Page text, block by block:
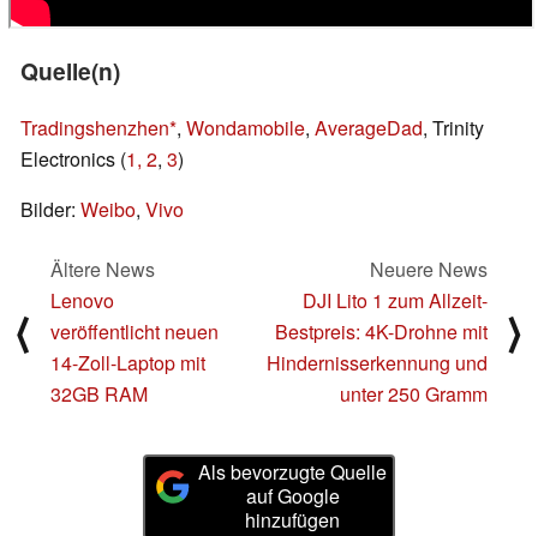
Quelle(n)
Tradingshenzhen , Wondamobile, AverageDad, Trinity
Electronics (1, 2, 3)
Bilder: Weibo, Vivo
⟨
Ältere News
Lenovo
veröffentlicht neuen
14-Zoll-Laptop mit
32GB RAM
Neuere News
DJI Lito 1 zum Allzeit-
Bestpreis: 4K-Drohne mit
Hindernisserkennung und
unter 250 Gramm
⟩
Als bevorzugte Quelle
auf Google
hinzufügen